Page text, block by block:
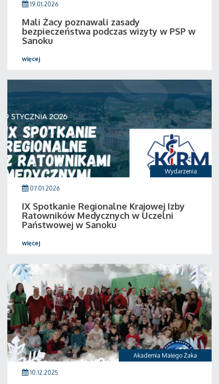
19.01.2026
Mali Żacy poznawali zasady
bezpieczeństwa podczas wizyty w PSP w
Sanoku
więcej
Wydarzenia
07.01.2026
IX Spotkanie Regionalne Krajowej Izby
Ratowników Medycznych w Uczelni
Państwowej w Sanoku
więcej
Akademia Małego Żaka
10.12.2025